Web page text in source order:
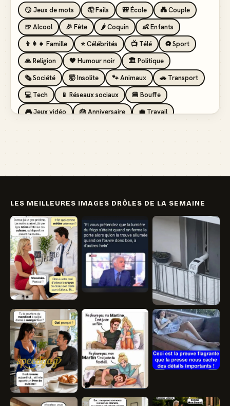
😏 Jeux de mots 🤦 Fails 🎒 École
💑 Couple
🍺 Alcool
🎉 Fête 🌶️ Coquin
👶 Enfants
👨‍👩‍👧 Famille
⭐ Célébrités 📺 Télé
⚽ Sport
🙏 Religion
🖤 Humour noir
🏛️ Politique
🗞️ Société
🤯 Insolite 🐾 Animaux
🚗 Transport
💻 Tech
📱 Réseaux sociaux
🍔 Bouffe
🎮 Jeux vidéo
🎂 Anniversaire
💼 Travail
LES MEILLEURES IMAGES DRÔLES DE LA SEMAINE